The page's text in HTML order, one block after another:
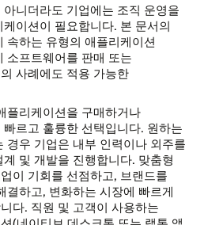
니더라도 기업에는 조직 운영을
이션이 필요합니다. 본 문서의
속하는 유형의 애플리케이션
소프트웨어를 판매 또는
사례에도 적용 가능한
플리케이션을 구매하거나
르고 훌륭한 선택입니다. 원하는
경우 기업은 내부 인력이나 외주를
및 개발을 진행합니다. 맞춤형
이 기회를 선점하고, 브랜드를
결하고, 변화하는 시장에 빠르게
다. 직원 및 고객이 사용하는